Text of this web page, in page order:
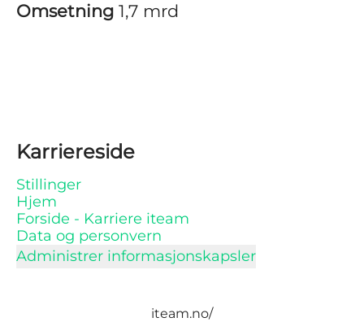
Omsetning 1,7 mrd
Karriereside
Stillinger
Hjem
Forside - Karriere iteam
Data og personvern
Administrer informasjonskapsler
iteam.no/